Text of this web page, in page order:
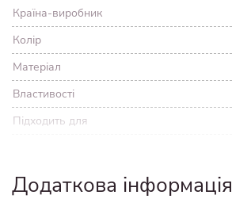
Країна-виробник
Колір
Матеріал
Властивості
Підходить для
Внутрішній діаметр
Додаткова інформація